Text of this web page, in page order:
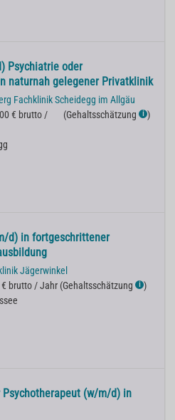
Psychiatrie oder
naturnah gelegener Privatklinik
Fachklinik Scheidegg im Allgäu
€ brutto /
(Gehaltsschätzung ℹ )
d) in fortgeschrittener
Jägerwinkel
brutto / Jahr (Gehaltsschätzung ℹ )
Psychotherapeut (w/m/d) in